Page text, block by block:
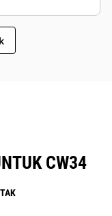
CW34